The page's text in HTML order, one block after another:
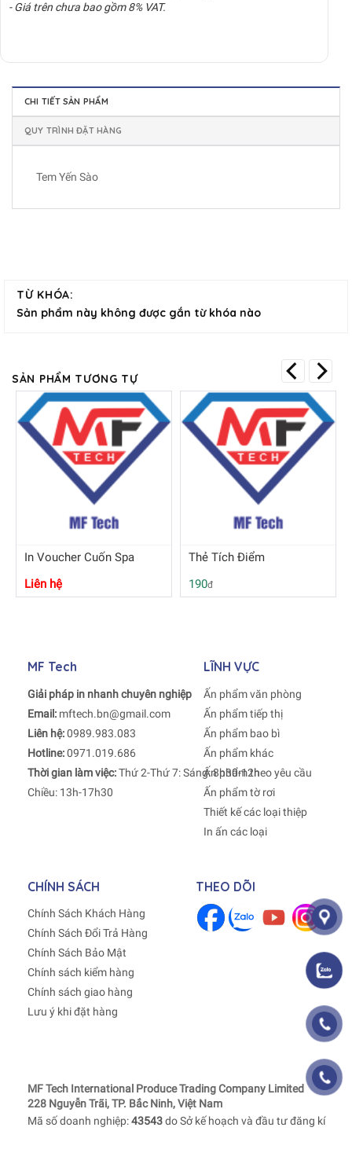
- Giá trên chưa bao gồm 8% VAT.
CHI TIẾT SẢN PHẨM
QUY TRÌNH ĐẶT HÀNG
Tem Yến Sào
TỪ KHÓA:
Sản phẩm này không được gắn từ khóa nào
SẢN PHẨM TƯƠNG TỰ
In Voucher Cuốn Spa
Liên hệ
Thẻ Tích Điểm
190đ
MF Tech
Giải pháp in nhanh chuyên nghiệp
Email: mftech.bn@gmail.com
Liên hệ:0989.983.083
Hotline:0971.019.686
Thời gian làm việc:Thứ 2-Thứ 7: Sáng: 8h30-12h
Chiều: 13h-17h30
LĨNH VỰC
Ấn phẩm văn phòng
Ấn phẩm tiếp thị
Ấn phẩm bao bì
Ấn phẩm khác
Ấn phẩm theo yêu cầu
Ấn phẩm tờ rơi
Thiết kế các loại thiệp
In ấn các loại
CHÍNH SÁCH
Chính Sách Khách Hàng
Chính Sách Đổi Trả Hàng
Chính Sách Bảo Mật
Chính sách kiểm hàng
Chính sách giao hàng
Lưu ý khi đặt hàng
THEO DÕI
MF Tech International Produce Trading Company Limited
228 Nguyễn Trãi, TP. Bắc Ninh, Việt Nam
Mã số doanh nghiệp:43543do Sở kế hoạch và đầu tư đăng kí